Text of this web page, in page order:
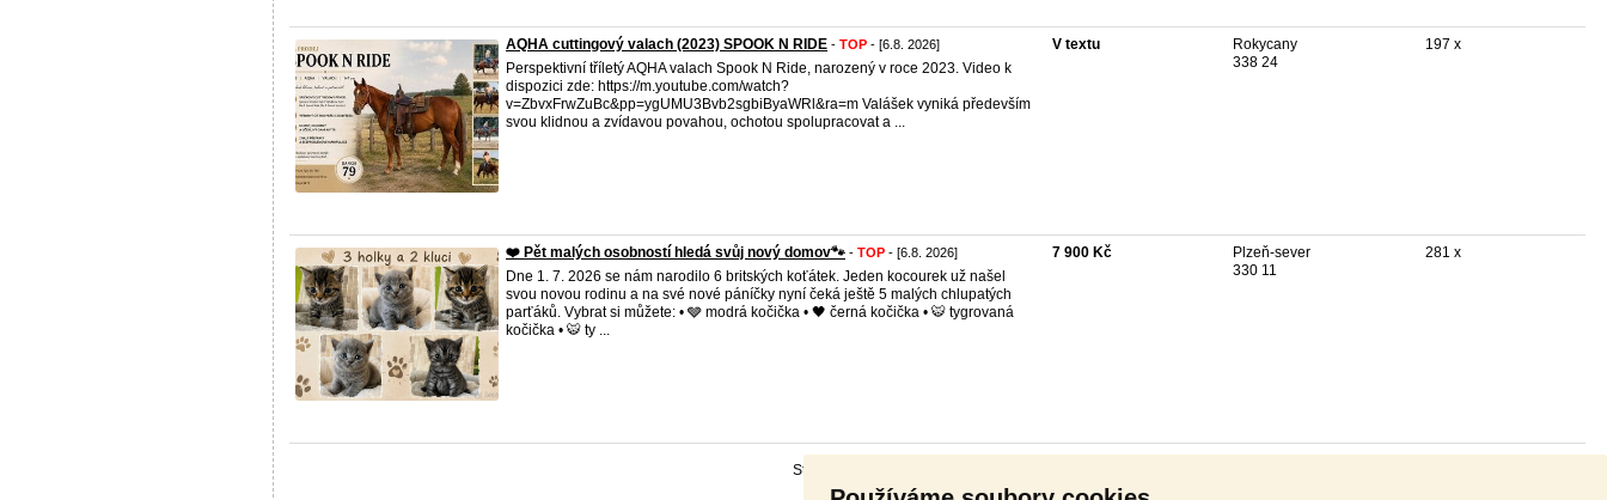
AQHA cuttingový valach (2023) SPOOK N RIDE - TOP - [6.8. 2026]
Perspektivní tříletý AQHA valach Spook N Ride, narozený v roce 2023. Video k
dispozici zde: https://m.youtube.com/watch?
v=ZbvxFrwZuBc&pp=ygUMU3Bvb2sgbiByaWRl&ra=m Valášek vyniká především
svou klidnou a zvídavou povahou, ochotou spolupracovat a ...
V textu
Rokycany
338 24
197 x
❤️ Pět malých osobností hledá svůj nový domov🐾 - TOP - [6.8. 2026]
Dne 1. 7. 2026 se nám narodilo 6 britských koťátek. Jeden kocourek už našel
svou novou rodinu a na své nové páníčky nyní čeká ještě 5 malých chlupatých
parťáků. Vybrat si můžete: • 🩶 modrá kočička • 🖤 černá kočička • 🐯 tygrovaná
kočička • 🐯 ty ...
7 900 Kč
Plzeň-sever
330 11
281 x
Stránka: